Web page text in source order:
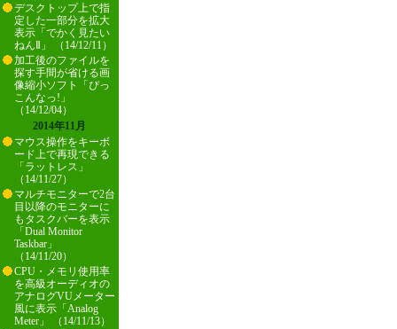
デスクトップ上で指
定した一部分を拡大
表示「でかく見たい
ねんⅡ」 （14/12/11）
加工後のファイルを
探す手間が省ける画
像縮小ソフト「ぴっ
こんなっ!」
（14/12/04）
2014年11月
マウス操作をキーボ
ード上で再現できる
「ラットレス」
（14/11/27）
マルチモニターで2台
目以降のモニターに
もタスクバーを表示
「Dual Monitor
Taskbar」
（14/11/20）
CPU・メモリ使用率
を高級オーディオの
アナログVUメーター
風に表示「Analog
Meter」 （14/11/13）